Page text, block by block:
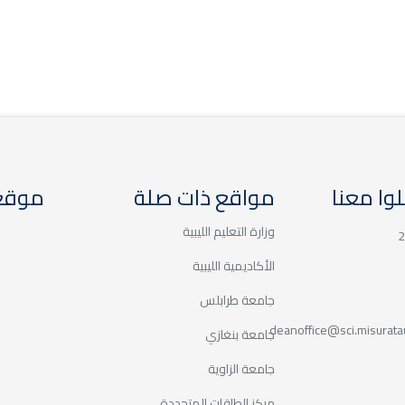
الجامعية
بجامعة مصراتة
معنا مواقع ذات صلة
وزارة التعليم الليبية
الأكاديمية الليبية
جامعة طرابلس
جامعة بنغازي
جامعة الزاوية